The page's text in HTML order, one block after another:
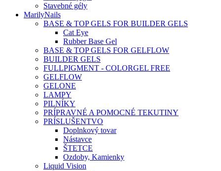
Stavebné gély
MarilyNails
BASE & TOP GELS FOR BUILDER GELS
Cat Eye
Rubber Base Gel
BASE & TOP GELS FOR GELFLOW
BUILDER GELS
FULLPIGMENT - COLORGEL FREE
GELFLOW
GELONE
LAMPY
PILNÍKY
PRÍPRAVNÉ A POMOCNÉ TEKUTINY
PRÍSLUŠENTVO
Doplnkový tovar
Nástavce
ŠTETCE
Ozdoby, Kamienky
Liquid Vision